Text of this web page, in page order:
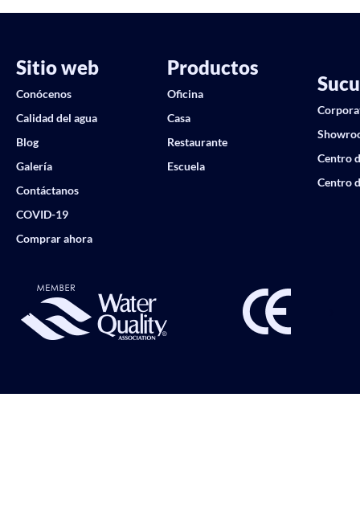
Sitio web
Conócenos
Calidad del agua
Blog
Galería
Contáctanos
COVID-19
Comprar ahora
Productos
Oficina
Casa
Restaurante
Escuela
Centro
Centro